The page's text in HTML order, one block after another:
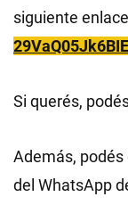
siguiente
Si querés,
Además,
del WhatsApp